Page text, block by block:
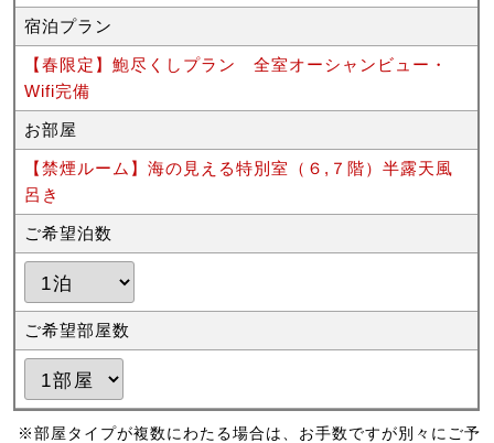
宿泊プラン
【春限定】鮑尽くしプラン 全室オーシャンビュー・
Wifi完備
お部屋
【禁煙ルーム】海の見える特別室（６,７階）半露天風
呂き
ご希望泊数
ご希望部屋数
※部屋タイプが複数にわたる場合は、お手数ですが別々にご予